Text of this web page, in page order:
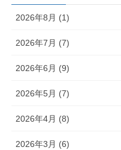
2026年8月 (1)
2026年7月 (7)
2026年6月 (9)
2026年5月 (7)
2026年4月 (8)
2026年3月 (6)